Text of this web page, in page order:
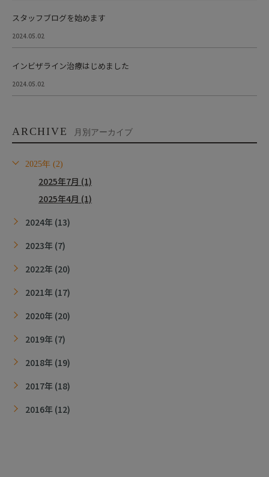
スタッフブログを始めます
2024.05.02
インビザライン治療はじめました
2024.05.02
ARCHIVE 月別アーカイブ
2025年 (2)
2025年7月 (1)
2025年4月 (1)
2024年 (13)
2023年 (7)
2022年 (20)
2021年 (17)
2020年 (20)
2019年 (7)
2018年 (19)
2017年 (18)
2016年 (12)